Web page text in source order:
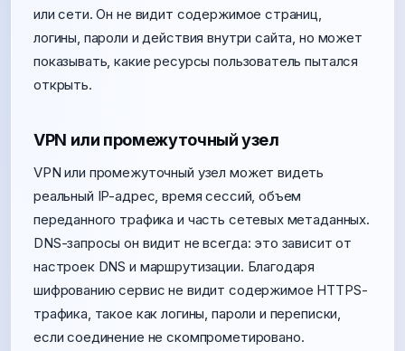
или сети. Он не видит содержимое страниц,
логины, пароли и действия внутри сайта, но может
показывать, какие ресурсы пользователь пытался
открыть.
VPN или промежуточный узел
VPN или промежуточный узел может видеть
реальный IP-адрес, время сессий, объем
переданного трафика и часть сетевых метаданных.
DNS-запросы он видит не всегда: это зависит от
настроек DNS и маршрутизации. Благодаря
шифрованию сервис не видит содержимое HTTPS-
трафика, такое как логины, пароли и переписки,
если соединение не скомпрометировано.